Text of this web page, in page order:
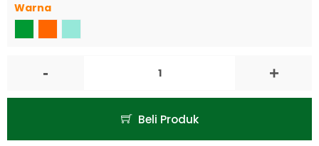
Warna
- +
Beli Produk